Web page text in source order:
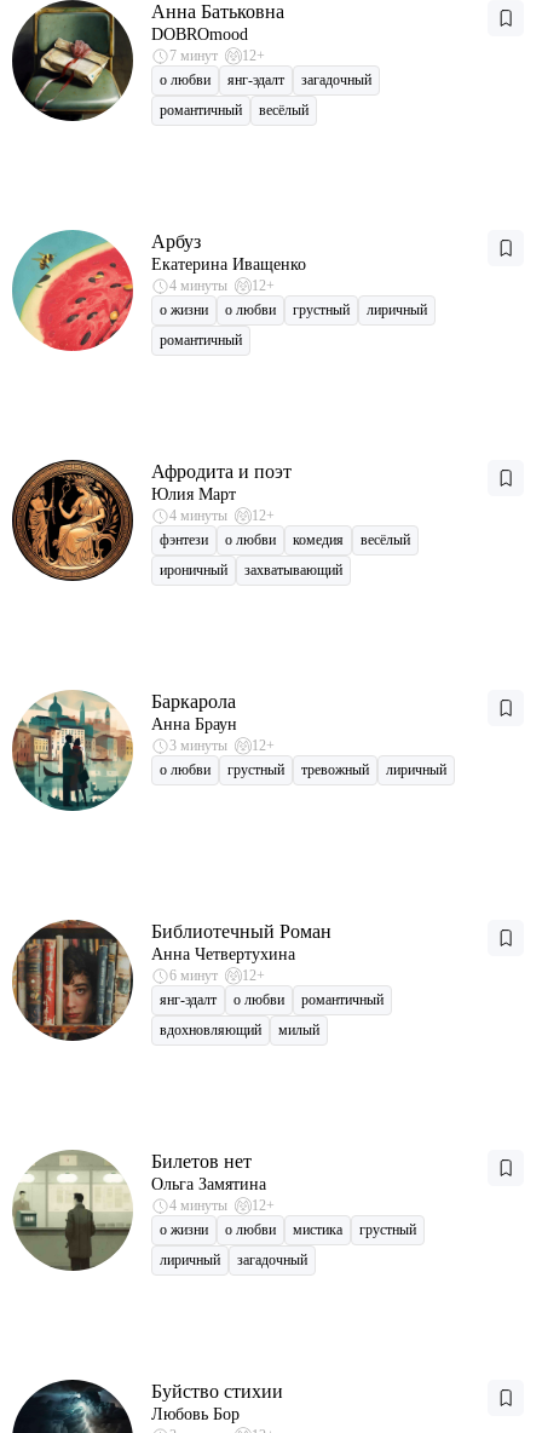
Анна Батьковна
DOBROmood
7 минут
12+
о любви
янг-эдалт
загадочный
романтичный
весёлый
Арбуз
Екатерина Иващенко
4 минуты
12+
о жизни
о любви грустный
лиричный
романтичный
Афродита и поэт
Юлия Март
4 минуты
12+
фэнтези
о любви комедия
весёлый
ироничный
захватывающий
Баркарола
Анна Браун
3 минуты
12+
о любви
грустный тревожный лиричный
Библиотечный Роман
Анна Четвертухина
6 минут
12+
янг-эдалт
о любви
романтичный
вдохновляющий
милый
Билетов нет
Ольга Замятина
4 минуты
12+
о жизни
о любви мистика
грустный
лиричный
загадочный
Буйство стихии
Любовь Бор